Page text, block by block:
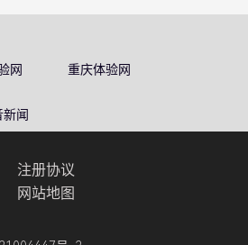
网
重庆体验网
闻
注册协议
网站地图